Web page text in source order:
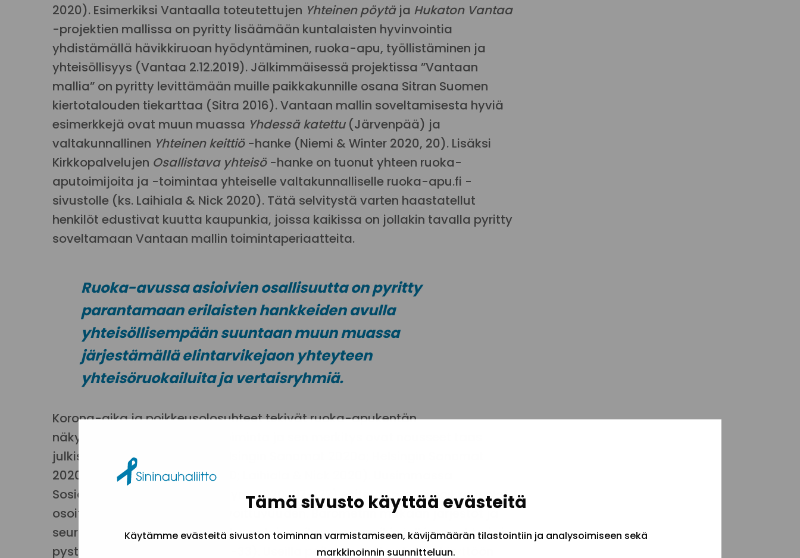
Tämä sivusto käyttää evästeitä
Käytämme evästeitä sivuston toiminnan varmistamiseen, kävijämäärän tilastointiin ja analysoimiseen sekä
markkinoinnin suunnitteluun.
2020). Esimerkiksi Vantaalla toteutettujen Yhteinen pöytäja Hukaton Vantaa
-projektien mallissa on pyritty lisäämään kuntalaisten hyvinvointia
yhdistämällä hävikkiruoan hyödyntäminen, ruoka-apu, työllistäminen ja
yhteisöllisyys (Vantaa 2.12.2019). Jälkimmäisessä projektissa ”Vantaan
mallia” on pyritty levittämään muille paikkakunnille osana Sitran Suomen
kiertotalouden tiekarttaa (Sitra 2016). Vantaan mallin soveltamisesta hyviä
esimerkkejä ovat muun muassa Yhdessä katettu(Järvenpää) ja
valtakunnallinen Yhteinen keittiö-hanke (Niemi & Winter 2020, 20). Lisäksi
Kirkkopalvelujen Osallistava yhteisö-hanke on tuonut yhteen ruoka-
aputoimijoita ja -toimintaa yhteiselle valtakunnalliselle ruoka-apu.fi -
sivustolle (ks. Laihiala & Nick 2020). Tätä selvitystä varten haastatellut
henkilöt edustivat kuutta kaupunkia, joissa kaikissa on jollakin tavalla pyritty
soveltamaan Vantaan mallin toimintaperiaatteita.
Ruoka-avussa asioivien osallisuutta on pyritty
parantamaan erilaisten hankkeiden avulla
yhteisöllisempään suuntaan muun muassa
järjestämällä elintarvikejaon yhteyteen
yhteisöruokailuita ja vertaisryhmiä.
Korona-aika ja poikkeusolosuhteet tekivät ruoka-apukentän
näkyvämmäksi. Ruoka-aputoiminta ja sen merkitys ovat nousseet taas
julkiseen keskusteluun (ks. Helsingin Sanomat 2020a; Helsingin Sanomat
2020b; Hämeen Sanomat 2020; Laihiala & Nick 2020). Uusimmassa
Sosiaalibarometrissä (Eronen ym. 2020, 117−122) esitetään, että poikkeusolot
osoittivat sosiaaliturvan haavoittuvuuden. Barometrin mukaan järjestöt ja
seurakunnat paikkasivat poikkeusolojen aikana sen, mihin julkinen sektori ei
pystynyt (Eronen ym. 2020, 32−33). Useilla paikkakunnilla otettiin käyttöön